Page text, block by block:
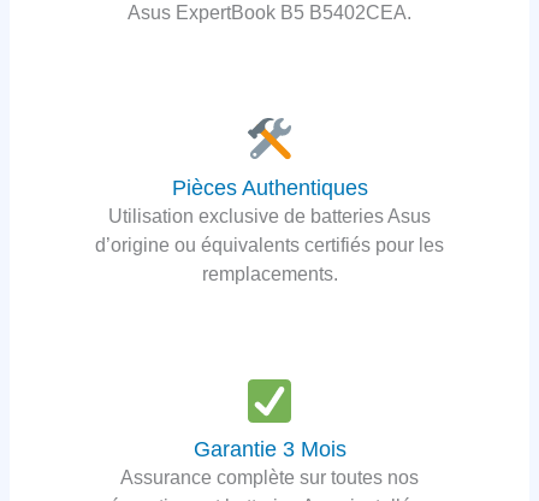
Asus ExpertBook B5 B5402CEA.
Pièces Authentiques
Utilisation exclusive de batteries Asus
d’origine ou équivalents certifiés pour les
remplacements.
Garantie 3 Mois
Assurance complète sur toutes nos